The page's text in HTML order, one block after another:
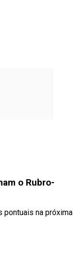
o Rubro-
pontuais na próxima